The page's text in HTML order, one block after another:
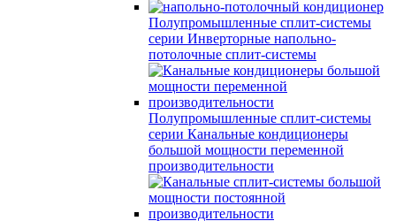
Полупромышленные сплит-системы
серии Инверторные напольно-
потолочные сплит-системы
Полупромышленные сплит-системы
серии Канальные кондиционеры
большой мощности переменной
производительности